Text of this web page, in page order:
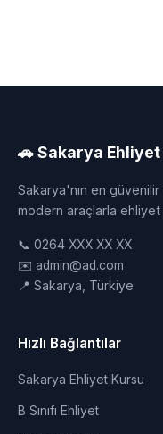
🚗 Sakarya Ehliyet
Sakarya'nın en
modern araçlarla ehliyet
📞 0264 XXX XX XX
✉️ admin@ad.com
📍 Sakarya, Türkiye
Hızlı Bağlantılar
Sakarya Ehliyet Kursu
B Sınıfı Ehliyet